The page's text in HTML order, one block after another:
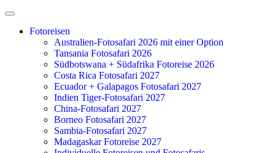
Zum
springenFotoreisen
Australien-Fotosafari 2026 mit einer Option
Tansania Fotosafari 2026
Südbotswana + Südafrika Fotoreise 2026
Costa Rica Fotosafari 2027
Ecuador + Galapagos Fotosafari 2027
Indien Tiger-Fotosafari 2027
China-Fotosafari 2027
Borneo Fotosafari 2027
Sambia-Fotosafari 2027
Madagaskar Fotoreise 2027